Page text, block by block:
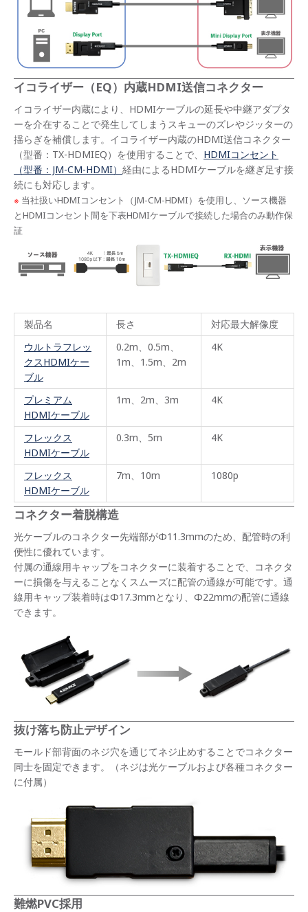
イコライザー（EQ）内蔵HDMI送信コネクター
イコライザー内蔵により、HDMIケーブルの延長や中継アダプタ
ーを介在することで発生してしまうスキューのズレやジッターの
揺らぎを補償します。イコライザー内蔵のHDMI送信コネクター
（型番：TX-HDMIEQ）を使用することで、 HDMIコンセント
（型番：JM-CM-HDMI） 経由によるHDMIケーブルを継ぎ足す接
続にも対応します。
※ 当社扱いHDMIコンセント（JM-CM-HDMI）を使用し、ソース機器
とHDMIコンセント間を下表HDMIケーブルで接続した場合のみ動作保
証
製品名 長さ
対応最大解像度
ウルトラフレッ
クスHDMIケー
ブル
0.2m、0.5m、
1m、1.5m、2m
4K
プレミアム
HDMIケーブル
1m、2m、3m 4K
フレックス
HDMIケーブル
0.3m、5m 4K
フレックス
HDMIケーブル
7m、10m 1080p
コネクター着脱構造
光ケーブルのコネクター先端部がΦ11.3mmのため、配管時の利
便性に優れています。
付属の通線用キャップをコネクターに装着することで、コネクタ
ーに損傷を与えることなくスムーズに配管の通線が可能です。通
線用キャップ装着時はΦ17.3mmとなり、Φ22mmの配管に通線
できます。
抜け落ち防止デザイン
モールド部背面のネジ穴を通じてネジ止めすることでコネクター
同士を固定できます。（ネジは光ケーブルおよび各種コネクター
に付属）
難燃PVC採用